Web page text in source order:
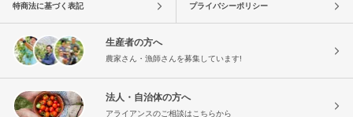
特商法に基づく表記 プライバシーポリシー
生産者の方へ
農家さん・漁師さんを募集しています!
法人・自治体の方へ
アライアンスのご相談はこちらから